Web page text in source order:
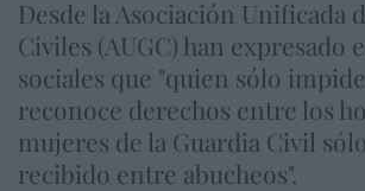
Desde la Asociación Unificada
Civiles (AUGC) han expresado
sociales que "quien sólo
reconoce derechos entre los
mujeres de la Guardia Civil
recibido entre abucheos".